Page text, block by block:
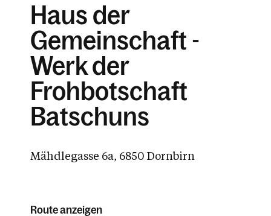
Haus der
Gemeinschaft -
Werk der
Frohbotschaft
Batschuns
Mähdlegasse 6a, 6850 Dornbirn
Route anzeigen